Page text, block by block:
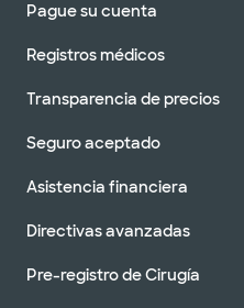
Pague su cuenta
Registros médicos
Transparencia de precios
Seguro aceptado
Asistencia financiera
Directivas avanzadas
Pre-registro de Cirugía